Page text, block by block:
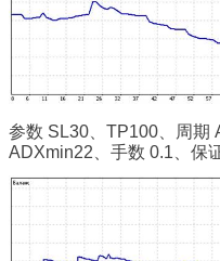
参数 SL30、TP100、周期
ADXmin22、手数 0.1、保